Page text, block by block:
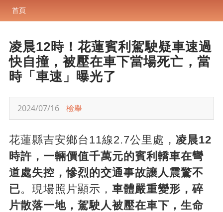
首頁
凌晨12時！花蓮賓利駕駛疑車速過
快自撞，被壓在車下當場死亡，當
時「車速」曝光了
2024/07/16 檢舉
花蓮縣吉安鄉台11線2.7公里處， 凌晨12
時許，一輛價值千萬元的賓利轎車在彎
道處失控，慘烈的交通事故讓人震驚不
已。現場照片顯示， 車體嚴重變形，碎
片散落一地，駕駛人被壓在車下，生命